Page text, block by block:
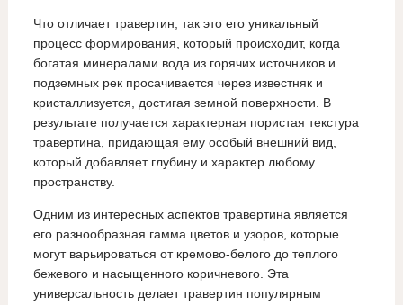
Что отличает травертин, так это его уникальный
процесс формирования, который происходит, когда
богатая минералами вода из горячих источников и
подземных рек просачивается через известняк и
кристаллизуется, достигая земной поверхности. В
результате получается характерная пористая текстура
травертина, придающая ему особый внешний вид,
который добавляет глубину и характер любому
пространству.
Одним из интересных аспектов травертина является
его разнообразная гамма цветов и узоров, которые
могут варьироваться от кремово-белого до теплого
бежевого и насыщенного коричневого. Эта
универсальность делает травертин популярным